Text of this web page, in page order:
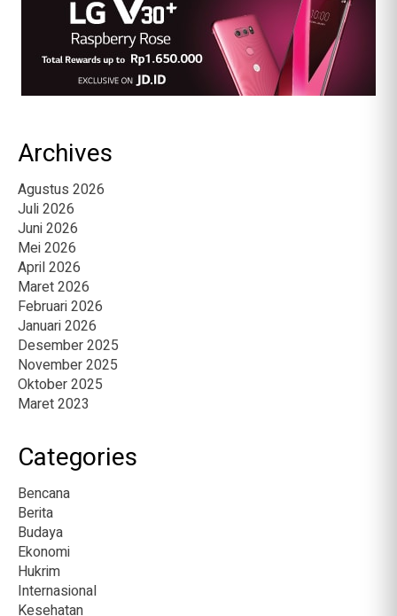
Archives
Agustus 2026
Juli 2026
Juni 2026
Mei 2026
April 2026
Maret 2026
Februari 2026
Januari 2026
Desember 2025
November 2025
Oktober 2025
Maret 2023
Categories
Bencana
Berita
Budaya
Ekonomi
Hukrim
Internasional
Kesehatan